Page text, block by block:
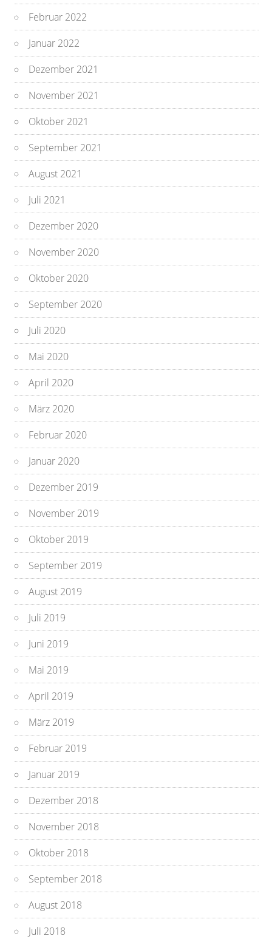
Februar 2022
Januar 2022
Dezember 2021
November 2021
Oktober 2021
September 2021
August 2021
Juli 2021
Dezember 2020
November 2020
Oktober 2020
September 2020
Juli 2020
Mai 2020
April 2020
März 2020
Februar 2020
Januar 2020
Dezember 2019
November 2019
Oktober 2019
September 2019
August 2019
Juli 2019
Juni 2019
Mai 2019
April 2019
März 2019
Februar 2019
Januar 2019
Dezember 2018
November 2018
Oktober 2018
September 2018
August 2018
Juli 2018